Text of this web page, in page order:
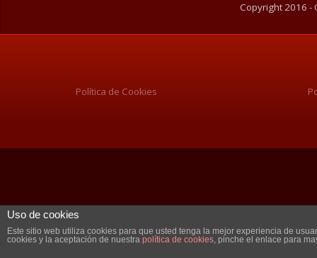
Copyright 2016 -
Política de Cookies
Uso de cookies
Este sitio web utiliza cookies para que usted tenga la mejor experiencia de
cookies y la aceptación de nuestra política de cookies, pinche el enlace para